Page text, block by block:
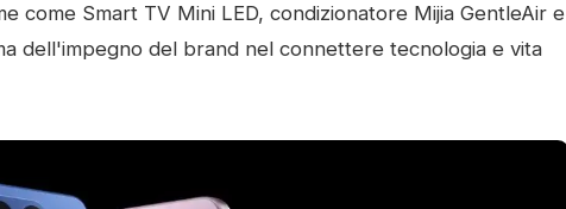
come Smart TV Mini LED, condizionatore Mijia GentleAir e
dell'impegno del brand nel connettere tecnologia e vita